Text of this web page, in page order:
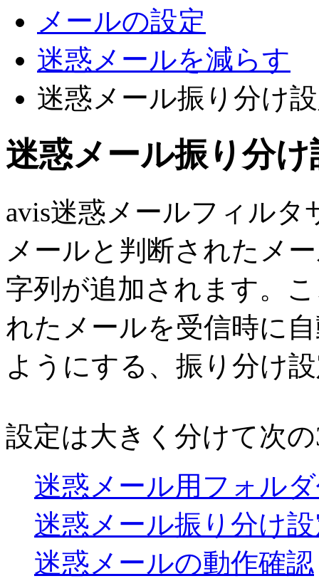
メールの設定
迷惑メールを減らす
迷惑メール振り分け
迷惑メール振り分け
avis迷惑メールフィル
メールと判断されたメ
字列が追加されます。
れたメールを受信時に
ようにする、振り分け
設定は大きく分けて次
迷惑メール用フォル
迷惑メール振り分け
迷惑メールの動作確認